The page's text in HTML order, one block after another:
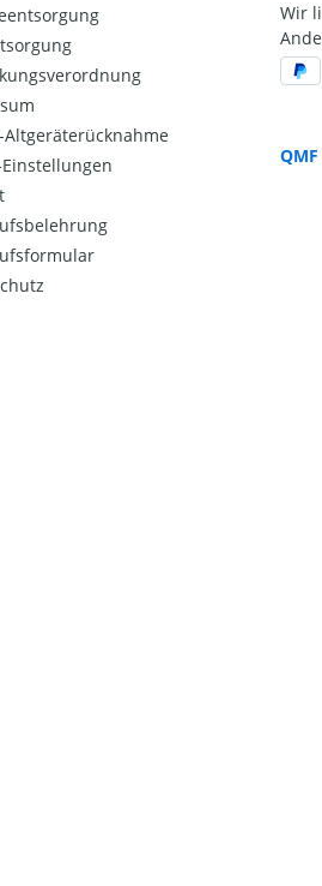
Altgeräterücknahme
Einstellungen
Wir
QMF